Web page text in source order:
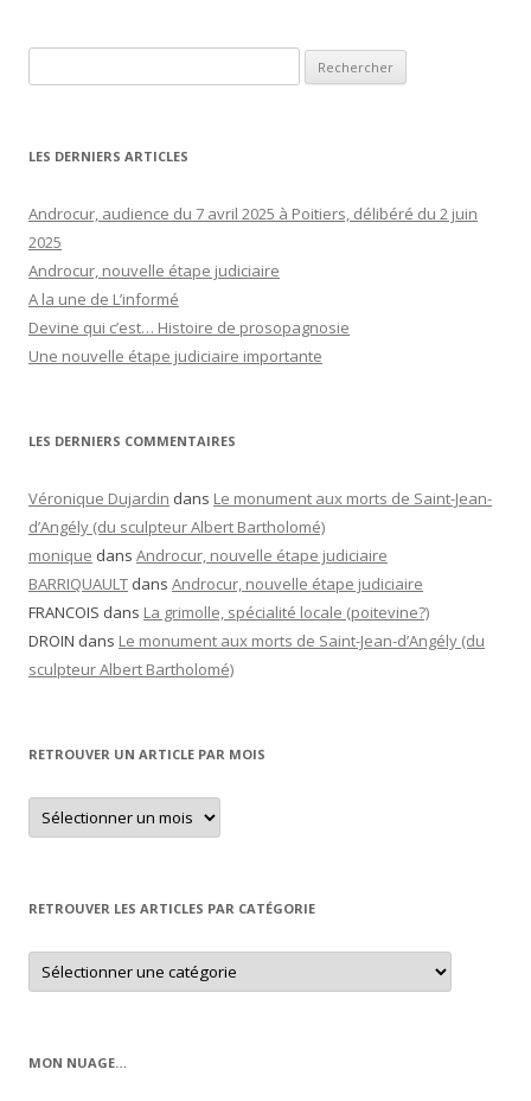
LES DERNIERS ARTICLES
Androcur, audience du 7 avril 2025 à Poitiers, délibéré du 2 juin
2025
Androcur, nouvelle étape judiciaire
A la une de L’informé
Devine qui c’est… Histoire de prosopagnosie
Une nouvelle étape judiciaire importante
LES DERNIERS COMMENTAIRES
Véronique Dujardin dans Le monument aux morts de Saint-Jean-
d’Angély (du sculpteur Albert Bartholomé)
monique dans Androcur, nouvelle étape judiciaire
BARRIQUAULT dans Androcur, nouvelle étape judiciaire
FRANCOIS dans La grimolle, spécialité locale (poitevine?)
DROIN dans Le monument aux morts de Saint-Jean-d’Angély (du
sculpteur Albert Bartholomé)
RETROUVER UN ARTICLE PAR MOIS
Retrouver
un
article
RETROUVER LES ARTICLES PAR CATÉGORIE
Retrouver
les
articles
MON NUAGE…